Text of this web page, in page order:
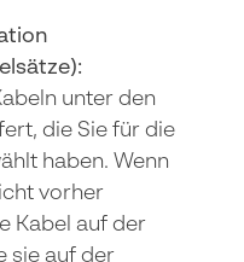
unter den
die Sie für die
haben. Wenn
vorher
Kabel auf der
sie auf der